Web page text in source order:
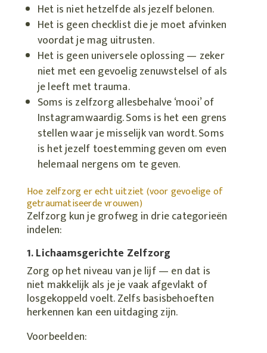
Het is niet hetzelfde als jezelf belonen.
Het is geen checklist die je moet afvinken
voordat je mag uitrusten.
Het is geen universele oplossing — zeker
niet met een gevoelig zenuwstelsel of als
je leeft met trauma.
Soms is zelfzorg allesbehalve ‘mooi’ of
Instagramwaardig. Soms is het een grens
stellen waar je misselijk van wordt. Soms
is het jezelf toestemming geven om even
helemaal nergens om te geven.
Hoe zelfzorg er echt uitziet (voor gevoelige of
getraumatiseerde vrouwen)
Zelfzorg kun je grofweg in drie categorieën
indelen:
1. Lichaamsgerichte Zelfzorg
Zorg op het niveau van je lijf — en dat is
niet makkelijk als je je vaak afgevlakt of
losgekoppeld voelt. Zelfs basisbehoeften
herkennen kan een uitdaging zijn.
Voorbeelden: